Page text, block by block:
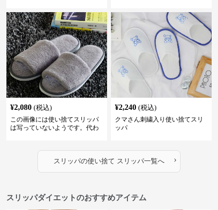
¥2,080 (税込)
この画像には使い捨てスリッパ
は写っていないようです。代わ
ています。これらは再利用可能
な通常の室内履きスリッパのよ
うに見えます。
¥2,240 (税込)
クマさん刺繍入り使い捨てスリ
ッパ
スリッパの使い捨て スリッパ一覧へ ›
スリッパダイエットのおすすめアイテム